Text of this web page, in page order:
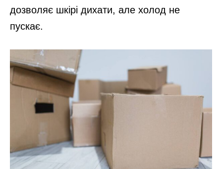
дозволяє шкірі дихати, але холод не
пускає.